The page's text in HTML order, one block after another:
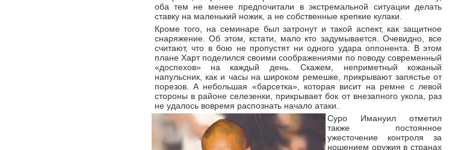
оба тем не менее предпочитали в экстремальной ситуации делать
ставку на маленький ножик, а не собственные крепкие кулаки.
Кроме того, на семинаре был затронут и такой аспект, как защитное
снаряжение. Об этом, кстати, мало кто задумывается. Очевидно, все
считают, что в бою не пропустят ни одного удара оппонента. В этом
плане Харт поделился своими соображениями по поводу современный
«доспехов» на каждый день. Скажем, неприметный кожаный
напульсник, как и часы на широком ремешке, прикрывают запястье от
порезов. А небольшая «барсетка», которая висит на ремне с левой
стороны в районе селезенки, прикрывает бок от внезапного укола, раз
не удалось вовремя распознать начало атаки.
Суро Имануил отметил
также постоянное
ужесточение контроля за
ношением оружия в странах